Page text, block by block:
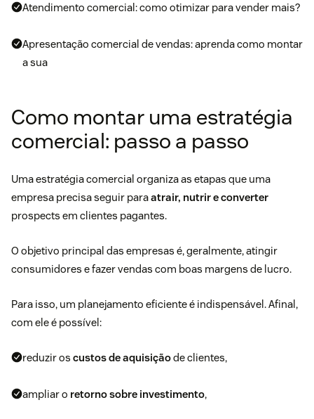
Atendimento comercial: como otimizar para vender mais?
Apresentação comercial de vendas: aprenda como montar
a sua
Como montar uma estratégia
comercial: passo a passo
Uma estratégia comercial organiza as etapas que uma
empresa precisa seguir paraatrair, nutrir e converter
prospects em clientes pagantes.
O objetivo principal das empresas é, geralmente, atingir
consumidores e fazer vendas com boas margens de lucro.
Para isso, um planejamento eficiente é indispensável. Afinal,
com ele é possível:
reduzir os custos de aquisiçãode clientes,
ampliar o retorno sobre investimento,